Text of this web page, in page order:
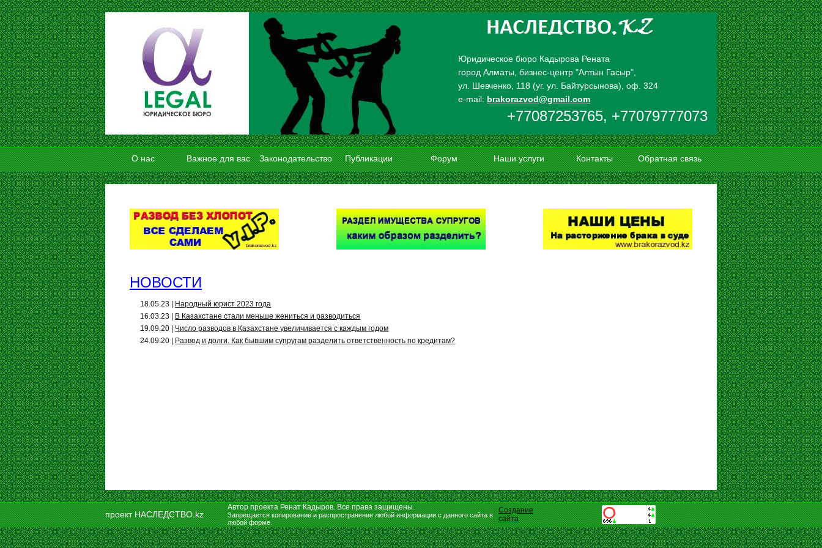
Юридическое бюро Кадырова Рената
город Алматы, бизнес-центр "Алтын Гасыр",
ул. Шевченко, 118 (уг. ул. Байтурсынова), оф. 324
e-mail: brakorazvod@gmail.com
+77087253765, +77079777073
О нас Важное для вас Законодательство Публикации Форум Наши услуги Контакты Обратная связь
НОВОСТИ
18.05.23 |
Народный юрист 2023 года
16.03.23 |
В Казахстане стали меньше жениться и разводиться
19.09.20 | Число разводов в Казахстане увеличивается с каждым годом
24.09.20 |
Развод и долги. Как бывшим супругам разделить ответственность по кредитам?
проект НАСЛЕДСТВО.kz
Автор проекта Ренат Кадыров. Все права защищены.
Запрещается копирование и распространение любой информации с данного сайта в
любой форме.
Создание
сайта